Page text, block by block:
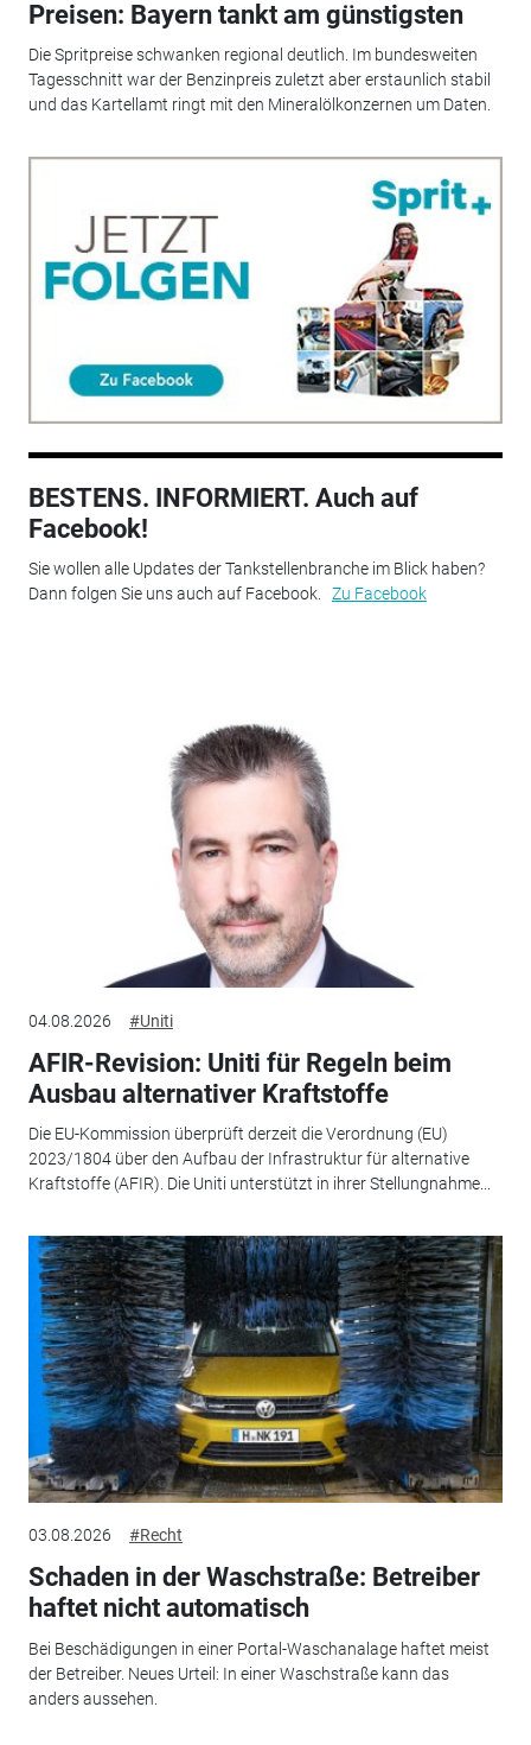
Preisen: Bayern tankt am günstigsten
Die Spritpreise schwanken regional deutlich. Im bundesweiten
Tagesschnitt war der Benzinpreis zuletzt aber erstaunlich stabil
und das Kartellamt ringt mit den Mineralölkonzernen um Daten.
BESTENS. INFORMIERT. Auch auf
Facebook!
Sie wollen alle Updates der Tankstellenbranche im Blick haben?
Dann folgen Sie uns auch auf Facebook. Zu Facebook
04.08.2026 #Uniti
AFIR-Revision: Uniti für Regeln beim
Ausbau alternativer Kraftstoffe
Die EU-Kommission überprüft derzeit die Verordnung (EU)
2023/1804 über den Aufbau der Infrastruktur für alternative
Kraftstoffe (AFIR). Die Uniti unterstützt in ihrer Stellungnahme...
03.08.2026 #Recht
Schaden in der Waschstraße: Betreiber
haftet nicht automatisch
Bei Beschädigungen in einer Portal-Waschanalage haftet meist
der Betreiber. Neues Urteil: In einer Waschstraße kann das
anders aussehen.